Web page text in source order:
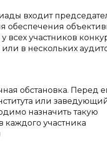
входит
обеспечения
участников
в нескольких
обстановка. Перед
или
назначить такую
участника